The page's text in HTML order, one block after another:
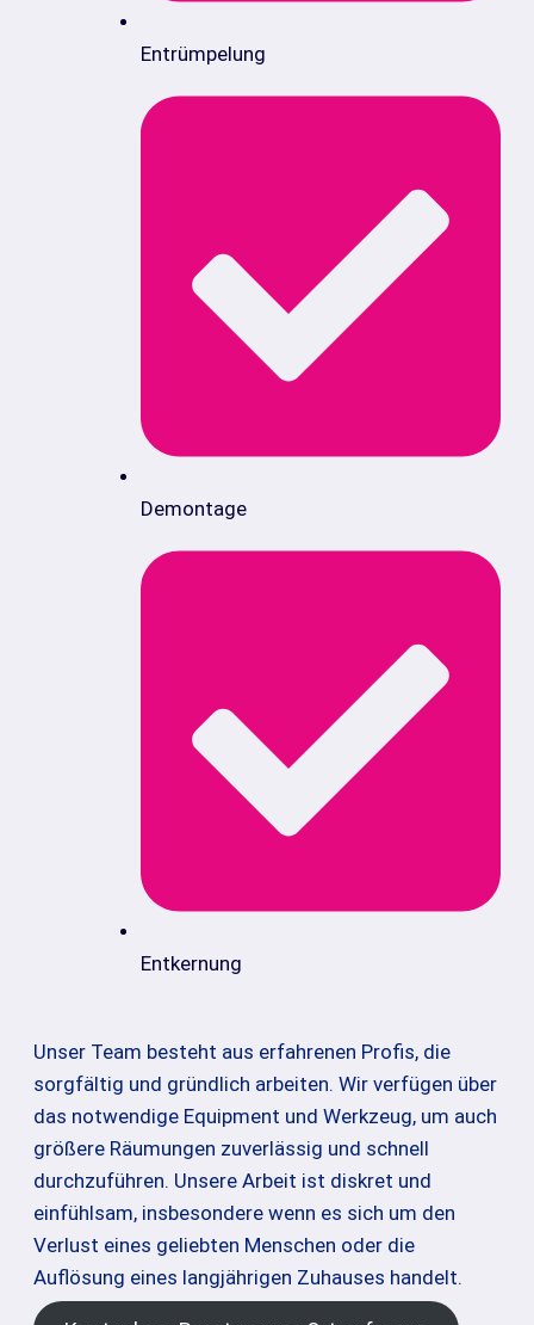
Entrümpelung
Demontage
Entkernung
Unser Team besteht aus erfahrenen Profis, die
sorgfältig und gründlich arbeiten. Wir verfügen über
das notwendige Equipment und Werkzeug, um auch
größere Räumungen zuverlässig und schnell
durchzuführen. Unsere Arbeit ist diskret und
einfühlsam, insbesondere wenn es sich um den
Verlust eines geliebten Menschen oder die
Auflösung eines langjährigen Zuhauses handelt.